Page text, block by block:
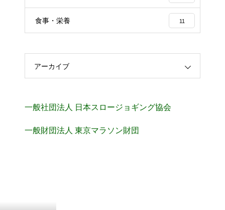
食事・栄養 11
アーカイブ
一般社団法人 日本スロージョギング協会
一般財団法人 東京マラソン財団